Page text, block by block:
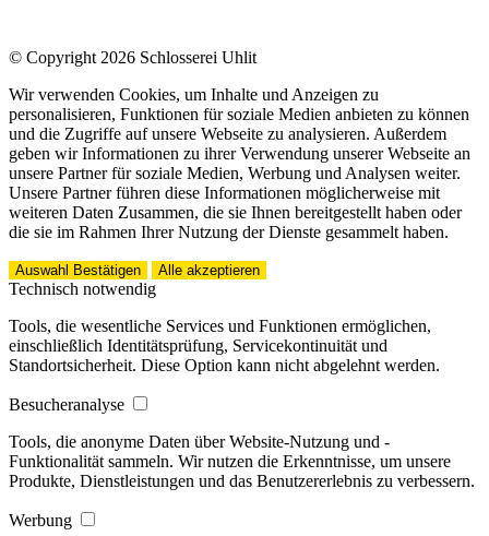
© Copyright 2026 Schlosserei Uhlit
Wir verwenden Cookies, um Inhalte und Anzeigen zu
personalisieren, Funktionen für soziale Medien anbieten zu können
und die Zugriffe auf unsere Webseite zu analysieren. Außerdem
geben wir Informationen zu ihrer Verwendung unserer Webseite an
unsere Partner für soziale Medien, Werbung und Analysen weiter.
Unsere Partner führen diese Informationen möglicherweise mit
weiteren Daten Zusammen, die sie Ihnen bereitgestellt haben oder
die sie im Rahmen Ihrer Nutzung der Dienste gesammelt haben.
Auswahl Bestätigen Alle akzeptieren
Technisch notwendig
Tools, die wesentliche Services und Funktionen ermöglichen,
einschließlich Identitätsprüfung, Servicekontinuität und
Standortsicherheit. Diese Option kann nicht abgelehnt werden.
Besucheranalyse
Tools, die anonyme Daten über Website-Nutzung und -
Funktionalität sammeln. Wir nutzen die Erkenntnisse, um unsere
Produkte, Dienstleistungen und das Benutzererlebnis zu verbessern.
Werbung